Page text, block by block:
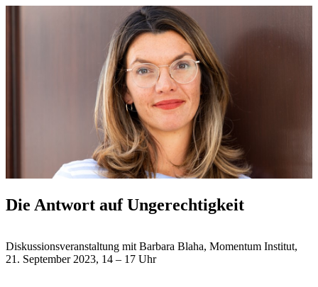
Die Antwort auf Ungerechtigkeit
Diskussionsveranstaltung mit Barbara Blaha, Momentum Institut,
21. September 2023, 14 – 17 Uhr